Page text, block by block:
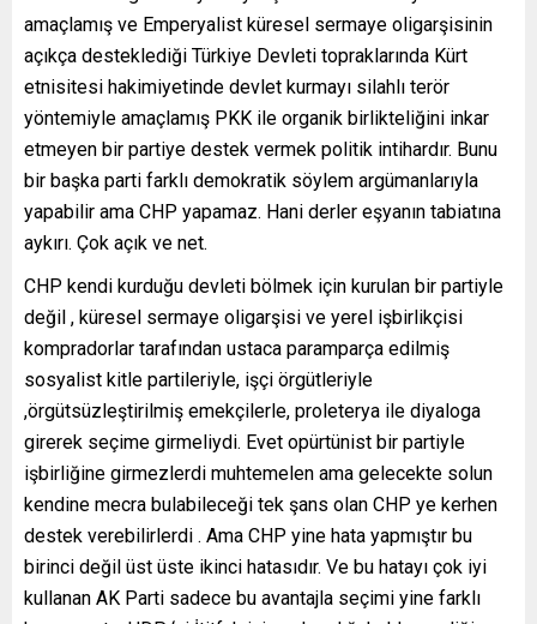
amaçlamış ve Emperyalist küresel sermaye oligarşisinin
açıkça desteklediği Türkiye Devleti topraklarında Kürt
etnisitesi hakimiyetinde devlet kurmayı silahlı terör
yöntemiyle amaçlamış PKK ile organik birlikteliğini inkar
etmeyen bir partiye destek vermek politik intihardır. Bunu
bir başka parti farklı demokratik söylem argümanlarıyla
yapabilir ama CHP yapamaz. Hani derler eşyanın tabiatına
aykırı. Çok açık ve net.
CHP kendi kurduğu devleti bölmek için kurulan bir partiyle
değil , küresel sermaye oligarşisi ve yerel işbirlikçisi
kompradorlar tarafından ustaca paramparça edilmiş
sosyalist kitle partileriyle, işçi örgütleriyle
,örgütsüzleştirilmiş emekçilerle, proleterya ile diyaloga
girerek seçime girmeliydi. Evet opürtünist bir partiyle
işbirliğine girmezlerdi muhtemelen ama gelecekte solun
kendine mecra bulabileceği tek şans olan CHP ye kerhen
destek verebilirlerdi . Ama CHP yine hata yapmıştır bu
birinci değil üst üste ikinci hatasıdır. Ve bu hatayı çok iyi
kullanan AK Parti sadece bu avantajla seçimi yine farklı